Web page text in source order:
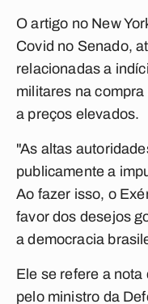
O artigo no New
Covid no Senado,
relacionadas a
militares na
a preços elevados.
"As altas
publicamente a
Ao fazer isso, o
favor dos desejos
a democracia
Ele se refere a
pelo ministro da